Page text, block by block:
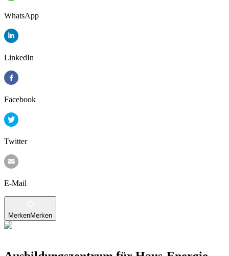
WhatsApp
LinkedIn
Facebook
Twitter
E-Mail
MerkenMerken